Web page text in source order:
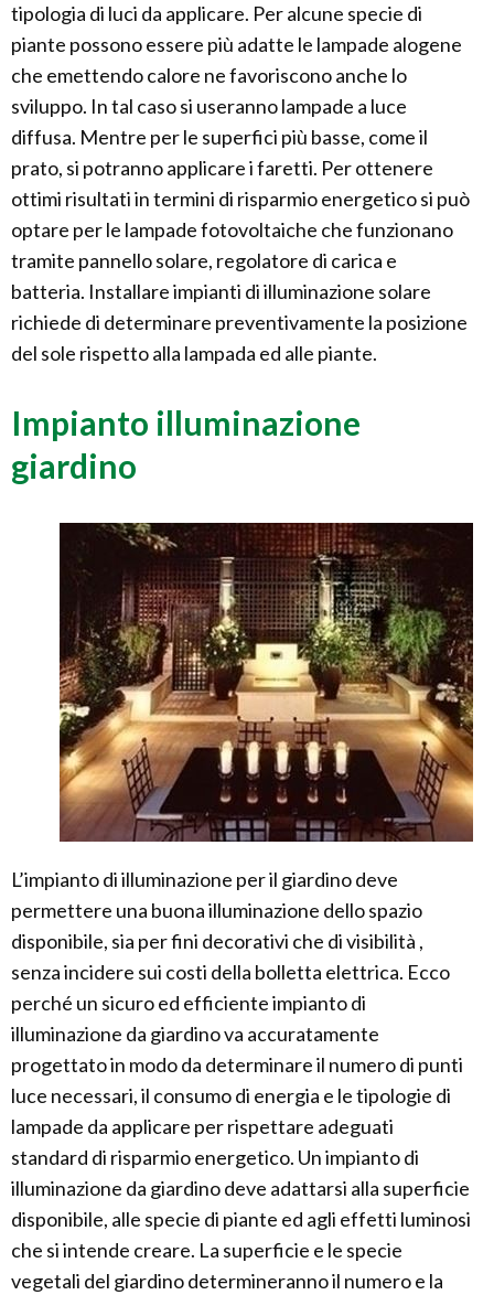
tipologia di luci da applicare. Per alcune specie di
piante possono essere più adatte le lampade alogene
che emettendo calore ne favoriscono anche lo
sviluppo. In tal caso si useranno lampade a luce
diffusa. Mentre per le superfici più basse, come il
prato, si potranno applicare i faretti. Per ottenere
ottimi risultati in termini di risparmio energetico si può
optare per le lampade fotovoltaiche che funzionano
tramite pannello solare, regolatore di carica e
batteria. Installare impianti di illuminazione solare
richiede di determinare preventivamente la posizione
del sole rispetto alla lampada ed alle piante.
Impianto illuminazione
giardino
L’impianto di illuminazione per il giardino deve
permettere una buona illuminazione dello spazio
disponibile, sia per fini decorativi che di visibilità ,
senza incidere sui costi della bolletta elettrica. Ecco
perché un sicuro ed efficiente impianto di
illuminazione da giardino va accuratamente
progettato in modo da determinare il numero di punti
luce necessari, il consumo di energia e le tipologie di
lampade da applicare per rispettare adeguati
standard di risparmio energetico. Un impianto di
illuminazione da giardino deve adattarsi alla superficie
disponibile, alle specie di piante ed agli effetti luminosi
che si intende creare. La superficie e le specie
vegetali del giardino determineranno il numero e la